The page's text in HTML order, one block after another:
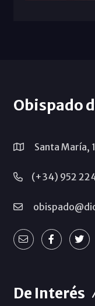
Obispado
Santa María,
(+34) 952
De Interés